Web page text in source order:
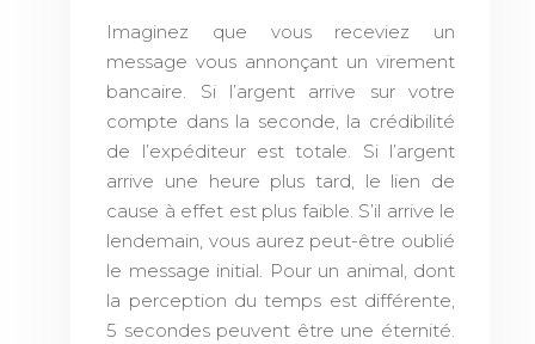
Imaginez que vous receviez un
message vous annonçant un virement
bancaire. Si l’argent arrive sur votre
compte dans la seconde, la crédibilité
de l’expéditeur est totale. Si l’argent
arrive une heure plus tard, le lien de
cause à effet est plus faible. S’il arrive le
lendemain, vous aurez peut-être oublié
le message initial. Pour un animal, dont
la perception du temps est différente,
5 secondes peuvent être une éternité.